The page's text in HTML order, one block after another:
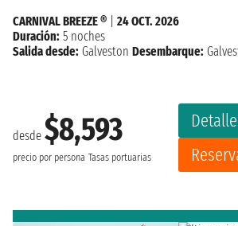
desde $8,593
precio por persona Tasas portuarias
CARNIVAL BREEZE ®
24 OCT. 2026
Duración: 5 noches
Salida desde: Galveston Desembarque: